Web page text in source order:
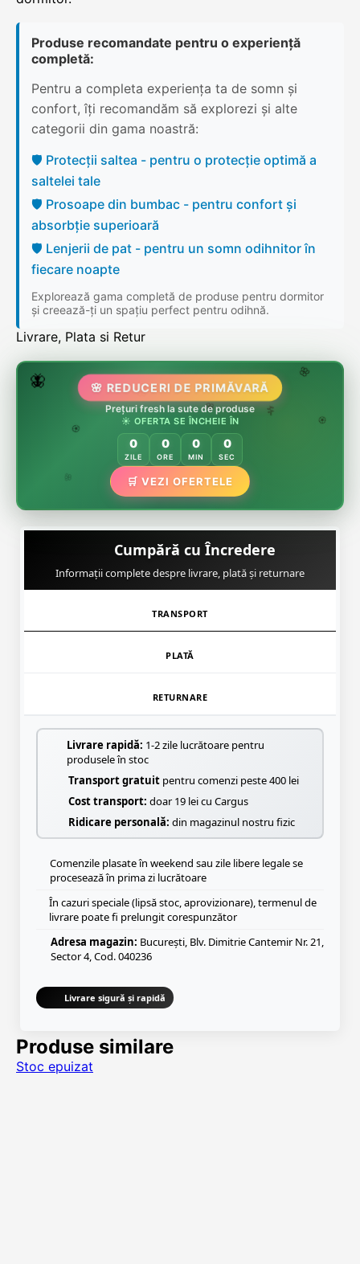
Produse recomandate pentru o experiență
completă:
Pentru a completa experiența ta de somn și
confort, îți recomandăm să explorezi și alte
categorii din gama noastră:
🛡️ Protecții saltea - pentru o protecție optimă a
saltelei tale
🛡️ Prosoape din bumbac - pentru confort și
absorbție superioară
🛡️ Lenjerii de pat - pentru un somn odihnitor în
fiecare noapte
Explorează gama completă de produse pentru dormitor
și creează-ți un spațiu perfect pentru odihnă.
Livrare, Plata si Retur
🌸
🌿
🌸
🏵️
🌷
🦋 🌸 REDUCERI DE PRIMĂVARĂ
Prețuri fresh la sute de produse
☀️ OFERTA SE ÎNCHEIE ÎN
0
ZILE
0
ORE
0
MIN
0
SEC
🛒 VEZI OFERTELE
Cumpără cu Încredere
Informații complete despre livrare, plată și returnare
TRANSPORT
PLATĂ
RETURNARE
Livrare rapidă: 1-2 zile lucrătoare pentru
produsele în stoc
Transport gratuit pentru comenzi peste 400 lei
Cost transport: doar 19 lei cu Cargus
Ridicare personală: din magazinul nostru fizic
Comenzile plasate în weekend sau zile libere legale se
procesează în prima zi lucrătoare
În cazuri speciale (lipsă stoc, aprovizionare), termenul de
livrare poate fi prelungit corespunzător
Adresa magazin: București, Blv. Dimitrie Cantemir Nr. 21,
Sector 4, Cod. 040236
Livrare sigură și rapidă
Produse similare
Stoc epuizat